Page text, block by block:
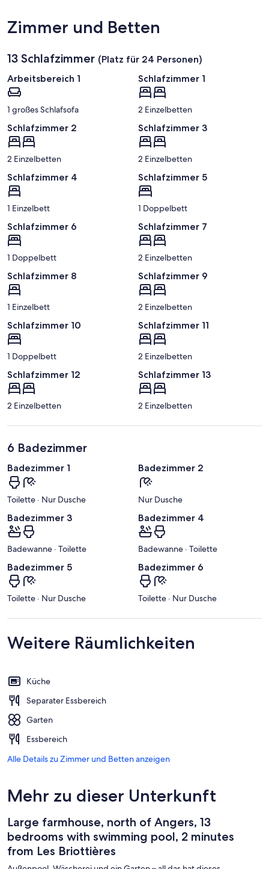
Zimmer und Betten
13 Schlafzimmer (Platz für 24 Personen)
Arbeitsbereich 1
1 großes Schlafsofa
Schlafzimmer 1
2 Einzelbetten
Schlafzimmer 2
2 Einzelbetten
Schlafzimmer 3
2 Einzelbetten
Schlafzimmer 4
1 Einzelbett
Schlafzimmer 5
1 Doppelbett
Schlafzimmer 6
1 Doppelbett
Schlafzimmer 7
2 Einzelbetten
Schlafzimmer 8
1 Einzelbett
Schlafzimmer 9
2 Einzelbetten
Schlafzimmer 10
1 Doppelbett
Schlafzimmer 11
2 Einzelbetten
Schlafzimmer 12
2 Einzelbetten
Schlafzimmer 13
2 Einzelbetten
6 Badezimmer
Badezimmer 1
Toilette · Nur Dusche
Badezimmer 2
Nur Dusche
Badezimmer 3
Badewanne · Toilette
Badezimmer 4
Badewanne · Toilette
Badezimmer 5
Toilette · Nur Dusche
Badezimmer 6
Toilette · Nur Dusche
Weitere Räumlichkeiten
Küche
Separater Essbereich
Garten
Essbereich
Alle Details zu Zimmer und Betten anzeigen
Mehr zu dieser Unterkunft
Large farmhouse, north of Angers, 13
bedrooms with swimming pool, 2 minutes
from Les Briottières